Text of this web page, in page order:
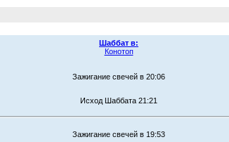
Шаббат в:
Конотоп
Зажигание свечей в 20:06
Исход Шаббата 21:21
Зажигание свечей в 19:53